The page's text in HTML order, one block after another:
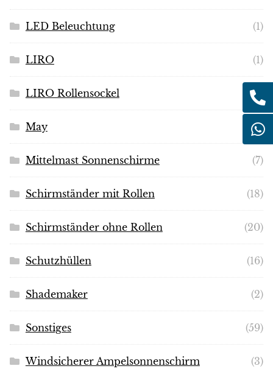
LED Beleuchtung (1)
LIRO (1)
LIRO Rollensockel (7)
May (2)
Mittelmast Sonnenschirme (7)
Schirmständer mit Rollen (18)
Schirmständer ohne Rollen (20)
Schutzhüllen (16)
Shademaker (2)
Sonstiges (59)
Windsicherer Ampelsonnenschirm (3)